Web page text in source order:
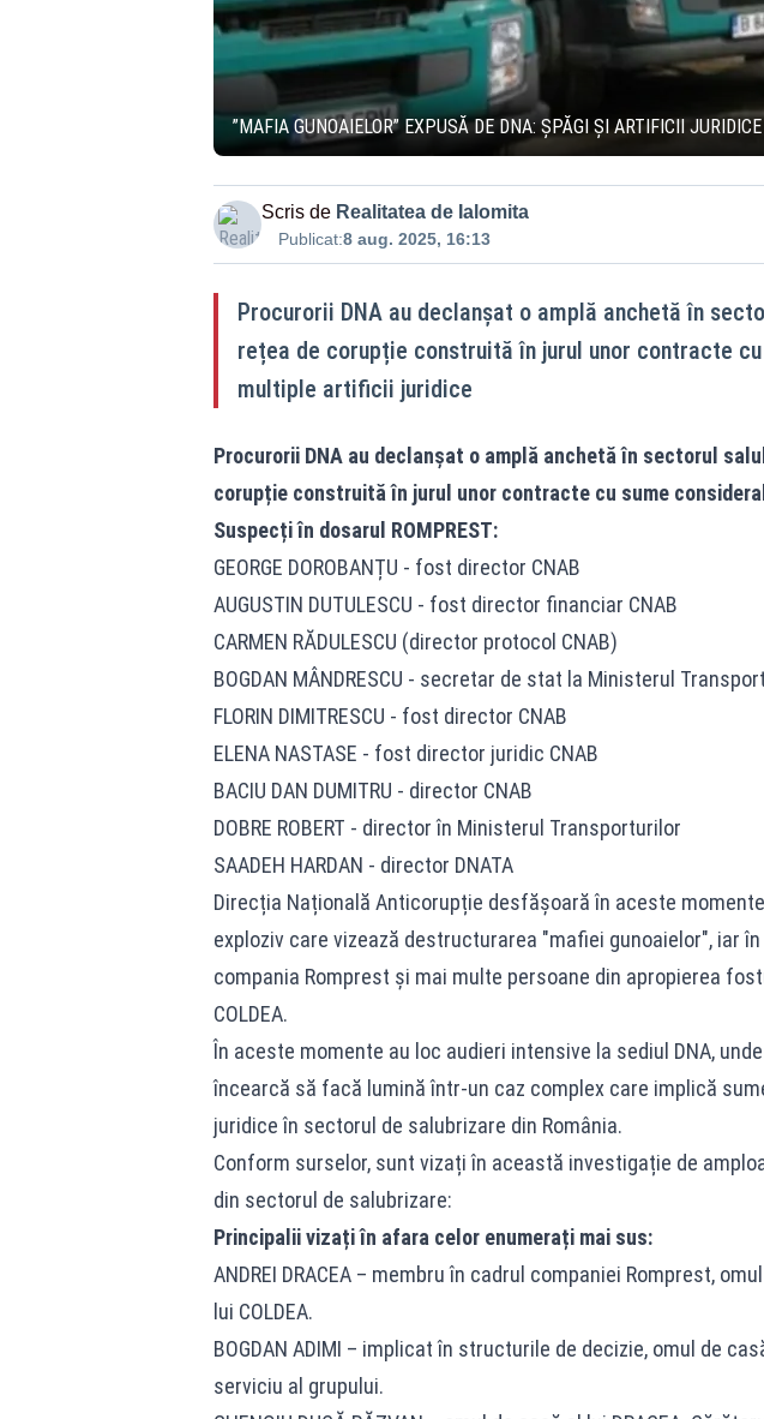
”MAFIA GUNOAIELOR” EXPUSĂ DE DNA: ȘPĂGI ȘI ARTIFICII
Scris de Realitatea de Ialomita
Publicat:8 aug. 2025, 16:13
Procurorii DNA au declanșat o amplă anchetă în
rețea de corupție construită în jurul unor contracte
multiple artificii juridice
Procurorii DNA au declanșat o amplă anchetă în sectorul
corupție construită în jurul unor contracte cu sume
Suspecți în dosarul ROMPREST:
GEORGE DOROBANȚU - fost director CNAB
AUGUSTIN DUTULESCU - fost director financiar CNAB
CARMEN RĂDULESCU (director protocol CNAB)
BOGDAN MÂNDRESCU - secretar de stat la Ministerul
FLORIN DIMITRESCU - fost director CNAB
ELENA NASTASE - fost director juridic CNAB
BACIU DAN DUMITRU - director CNAB
DOBRE ROBERT - director în Ministerul Transporturilor
SAADEH HARDAN - director DNATA
Direcția Națională Anticorupție desfășoară în aceste
exploziv care vizează destructurarea "mafiei gunoaielor", iar
compania Romprest și mai multe persoane din apropierea
COLDEA.
În aceste momente au loc audieri intensive la sediul DNA,
încearcă să facă lumină într-un caz complex care implică
juridice în sectorul de salubrizare din România.
Conform surselor, sunt vizați în această investigație de
din sectorul de salubrizare:
Principalii vizați în afara celor enumerați mai sus:
ANDREI DRACEA – membru în cadrul companiei Romprest,
lui COLDEA.
BOGDAN ADIMI – implicat în structurile de decizie, omul de
serviciu al grupului.